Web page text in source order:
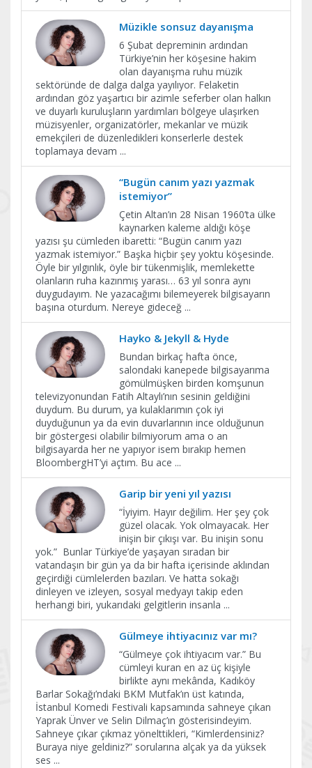
Müzikle sonsuz dayanışma
6 Şubat depreminin ardından
Türkiye’nin her köşesine hakim
olan dayanışma ruhu müzik
sektöründe de dalga dalga yayılıyor. Felaketin
ardından göz yaşartıcı bir azimle seferber olan halkın
ve duyarlı kuruluşların yardımları bölgeye ulaşırken
müzisyenler, organizatörler, mekanlar ve müzik
emekçileri de düzenledikleri konserlerle destek
toplamaya devam ...
“Bugün canım yazı yazmak
istemiyor”
Çetin Altan’ın 28 Nisan 1960’ta ülke
kaynarken kaleme aldığı köşe
yazısı şu cümleden ibaretti: “Bugün canım yazı
yazmak istemiyor.” Başka hiçbir şey yoktu köşesinde.
Öyle bir yılgınlık, öyle bir tükenmişlik, memlekette
olanların ruha kazınmış yarası… 63 yıl sonra aynı
duygudayım. Ne yazacağımı bilemeyerek bilgisayarın
başına oturdum. Nereye gideceğ ...
Hayko & Jekyll & Hyde
Bundan birkaç hafta önce,
salondaki kanepede bilgisayarıma
gömülmüşken birden komşunun
televizyonundan Fatih Altaylı’nın sesinin geldiğini
duydum. Bu durum, ya kulaklarımın çok iyi
duyduğunun ya da evin duvarlarının ince olduğunun
bir göstergesi olabilir bilmiyorum ama o an
bilgisayarda her ne yapıyor isem bırakıp hemen
BloombergHT’yi açtım. Bu ace ...
Garip bir yeni yıl yazısı
“İyiyim. Hayır değilim. Her şey çok
güzel olacak. Yok olmayacak. Her
inişin bir çıkışı var. Bu inişin sonu
yok.” Bunlar Türkiye’de yaşayan sıradan bir
vatandaşın bir gün ya da bir hafta içerisinde aklından
geçirdiği cümlelerden bazıları. Ve hatta sokağı
dinleyen ve izleyen, sosyal medyayı takip eden
herhangi biri, yukarıdaki gelgitlerin insanla ...
Gülmeye ihtiyacınız var mı?
“Gülmeye çok ihtiyacım var.” Bu
cümleyi kuran en az üç kişiyle
birlikte aynı mekânda, Kadıköy
Barlar Sokağı’ndaki BKM Mutfak’ın üst katında,
İstanbul Komedi Festivali kapsamında sahneye çıkan
Yaprak Ünver ve Selin Dilmaç’ın gösterisindeyim.
Sahneye çıkar çıkmaz yönelttikleri, “Kimlerdensiniz?
Buraya niye geldiniz?” sorularına alçak ya da yüksek
ses ...